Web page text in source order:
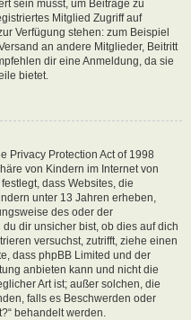
sein musst, um Beiträge zu
Mitglied Zugriff auf
Verfügung stehen: zum Beispiel
an andere Mitglieder, Beitritt
dir eine Anmeldung, da sie
bietet.
Privacy Protection Act of 1998
von Kindern im Internet von
dass Websites, die
unter 13 Jahren erheben,
des oder der
dir unsicher bist, ob dies auf dich
versuchst, zutrifft, ziehe einen
dass phpBB Limited und der
anbieten kann und nicht die
Art ist; außer solchen, die
falls es Beschwerden oder
behandelt werden.